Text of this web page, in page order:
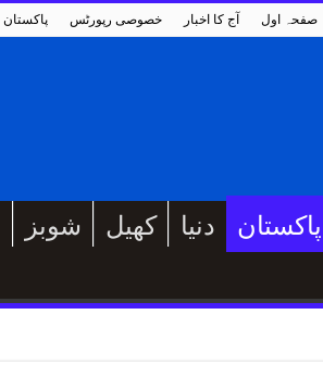
پاکستان خصوصی رپورٹس آج کا اخبار صفحہ اول
شوبز کھیل دنیا
پاکستان